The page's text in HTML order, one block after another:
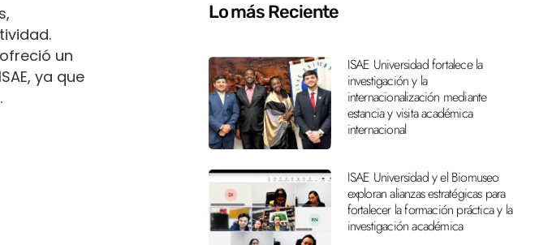
un
ya que
Lo más Reciente
ISAE Universidad fortalece la
investigación y la
internacionalización mediante
estancia y visita académica
internacional
ISAE Universidad y el Biomuseo
exploran alianzas estratégicas para
fortalecer la formación práctica y la
investigación académica